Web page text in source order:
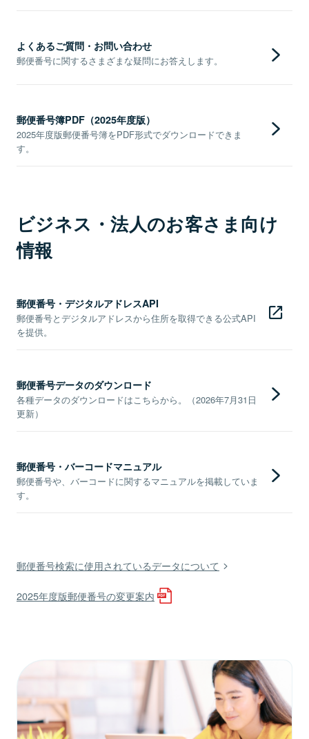
よくあるご質問・お問い合わせ
郵便番号に関するさまざまな疑問にお答えします。
郵便番号簿PDF（2025年度版）
2025年度版郵便番号簿をPDF形式でダウンロードできま
す。
ビジネス・法人のお客さま向け
情報
郵便番号・デジタルアドレスAPI
郵便番号とデジタルアドレスから住所を取得できる公式API
を提供。
郵便番号データのダウンロード
各種データのダウンロードはこちらから。（2026年7月31日
更新）
郵便番号・バーコードマニュアル
郵便番号や、バーコードに関するマニュアルを掲載していま
す。
郵便番号検索に使用されているデータについて
2025年度版郵便番号の変更案内